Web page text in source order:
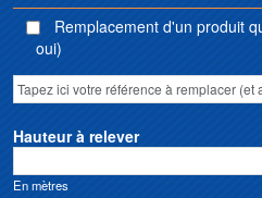
Remplacement d'un produit
oui)
Hauteur à relever
En mètres